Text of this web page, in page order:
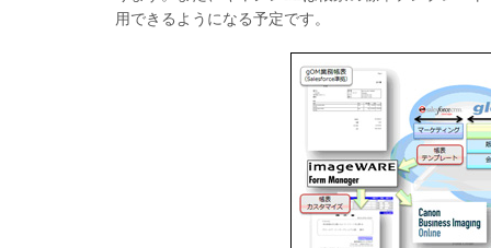
用できるようになる予定です。